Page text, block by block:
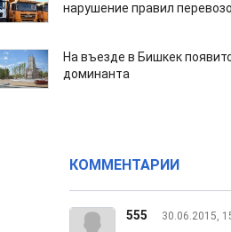
нарушение правил
На въезде в Бишкек
доминанта
КОММЕНТАРИИ
555 30.06.2015,